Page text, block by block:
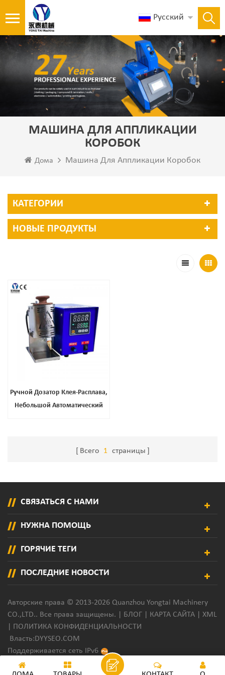
Русский
МАШИНА ДЛЯ АППЛИКАЦИИ
КОРОБОК
Дома Машина Для Аппликации Коробок
КАТЕГОРИИ
НОВЫЕ ПРОДУКТЫ
Ручной Дозатор Клея-Расплава,
Небольшой Автоматический
Для Картонных Коробок.
Всего 1 страницы
СВЯЗАТЬСЯ С НАМИ
НУЖНА ПОМОЩЬ
ГОРЯЧИЕ ТЕГИ
ПОСЛЕДНИЕ НОВОСТИ
Авторские права © 2013-2026 Quanzhou Yongtai Machinery
CO.,LTD.. Все права защищены. | БЛОГ КАРТА САЙТА
XML
ПОЛИТИКА КОНФИДЕНЦИАЛЬНОСТИ
Власть:DYYSEO.COM
Поддерживается сеть IPv6